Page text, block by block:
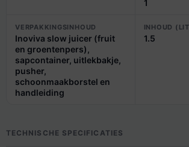
1
VERPAKKINGSINHOUD
Inoviva slow juicer (fruit
en groentenpers),
sapcontainer, uitlekbakje,
pusher,
schoonmaakborstel en
handleiding
INHOUD
1.5
TECHNISCHE SPECIFICATIES